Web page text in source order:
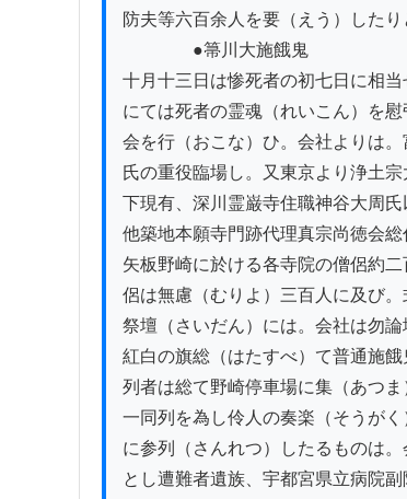
防夫等六百余人を要（えう）したり
●箒川大施餓鬼
十月十三日は惨死者の初七日に相
にては死者の霊魂（れいこん）を
会を行（おこな）ひ。会社よりは
氏の重役臨場し。又東京より浄土
下現有、深川霊巌寺住職神谷大周
他築地本願寺門跡代理真宗尚徳会
矢板野崎に於ける各寺院の僧侶約
侶は無慮（むりよ）三百人に及び
祭壇（さいだん）には。会社は勿
紅白の旗総（はたすべ）て普通施
列者は総て野崎停車場に集（あつ
一同列を為し伶人の奏楽（そうが
に参列（さんれつ）したるものは
とし遭難者遺族、宇都宮県立病院